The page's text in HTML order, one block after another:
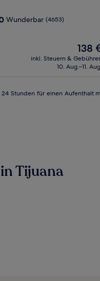
Wunderbar (4653)
Der
Preis
beträgt
138
inkl. Steuern &
10. Aug.–11.
Stunden für einen Aufenthalt
Tijuana